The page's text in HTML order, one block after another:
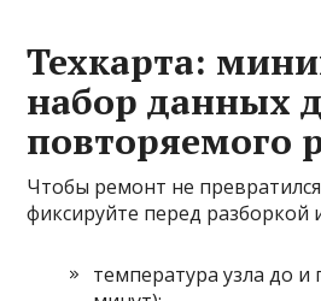
Техкарта:
набор данных
повторяемого
Чтобы ремонт не превратился
фиксируйте перед разборкой
температура узла до и